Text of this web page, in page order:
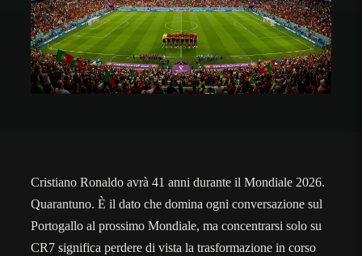
Cristiano Ronaldo avrà 41 anni durante il Mondiale 2026.
Quarantuno. È il dato che domina ogni conversazione sul
Portogallo al prossimo Mondiale, ma concentrarsi solo su
CR7 significa perdere di vista la trasformazione in corso